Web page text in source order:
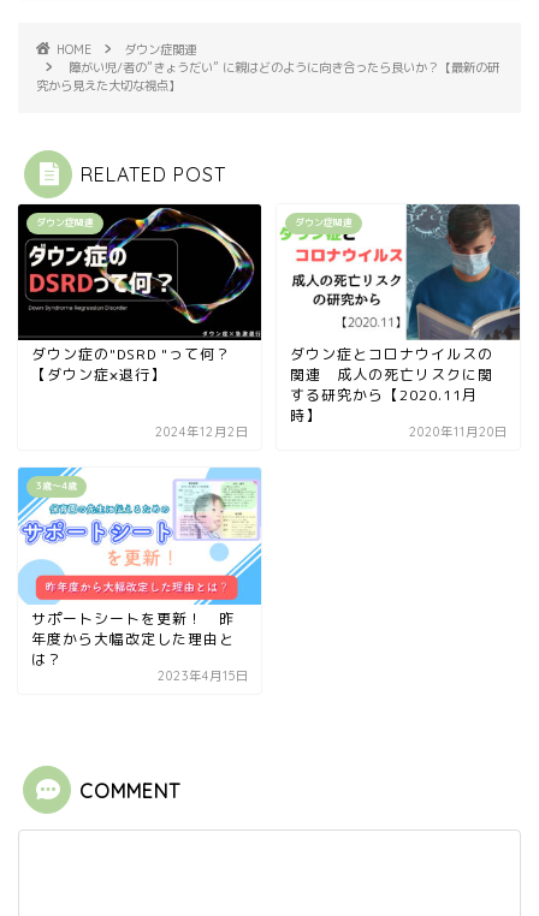
HOME
ダウン症関連
障がい児/者の”きょうだい” に親はどのように向き合ったら良いか？【最新の研
究から見えた大切な視点】
RELATED POST
ダウン症関連
ダウン症の"DSRD "って何？
【ダウン症×退行】
2024年12月2日
ダウン症関連
ダウン症とコロナウイルスの
関連 成人の死亡リスクに関
する研究から【2020.11月
時】
2020年11月20日
3歳〜4歳
サポートシートを更新！ 昨
年度から大幅改定した理由と
は？
2023年4月15日
COMMENT